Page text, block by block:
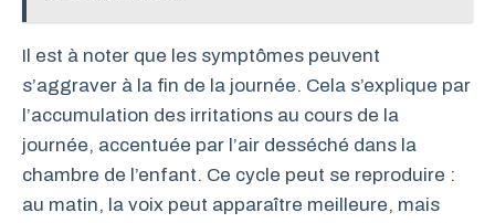
Il est à noter que les symptômes peuvent
s’aggraver à la fin de la journée. Cela s’explique par
l’accumulation des irritations au cours de la
journée, accentuée par l’air desséché dans la
chambre de l’enfant. Ce cycle peut se reproduire :
au matin, la voix peut apparaître meilleure, mais